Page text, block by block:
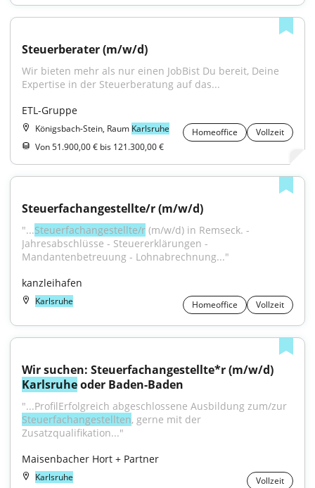
Steuerberater (m/w/d)
Wir bieten mehr als nur einen JobBist Du bereit, Deine
Expertise in der Steuerberatung auf das...
ETL-Gruppe
Königsbach-Stein, Raum Karlsruhe Homeoffice
Vollzeit
Von 51.900,00 € bis 121.300,00 €
Steuerfachangestellte/r (m/w/d)
"...Steuerfachangestellte/r (m/w/d) in Remseck. -
Jahresabschlüsse - Steuererklärungen -
Mandantenbetreuung - Lohnabrechnung..."
kanzleihafen
Karlsruhe Homeoffice Vollzeit
Karlsruhe oder Baden-Baden
Steuerfachangestellten, gerne mit der
Zusatzqualifikation..."
Maisenbacher Hort + Partner
Karlsruhe Vollzeit